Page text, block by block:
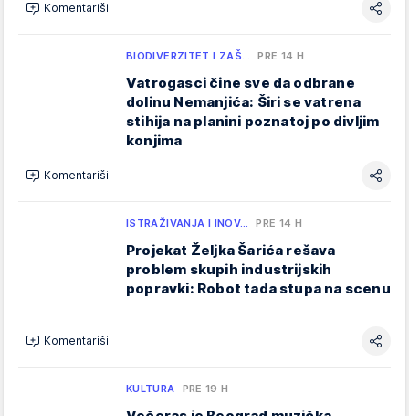
Komentariši
BIODIVERZITET I ZAŠ… PRE 14 H
Vatrogasci čine sve da odbrane
dolinu Nemanjića: Širi se vatrena
stihija na planini poznatoj po divljim
konjima
Komentariši
ISTRAŽIVANJA I INOV… PRE 14 H
Projekat Željka Šarića rešava
problem skupih industrijskih
popravki: Robot tada stupa na scenu
Komentariši
KULTURA PRE 19 H